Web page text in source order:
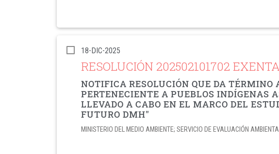
18-DIC-2025
RESOLUCIÓN 202502101702 EXENTA
NOTIFICA RESOLUCIÓN QUE DA TÉRMINO
PERTENECIENTE A PUEBLOS INDÍGENAS
LLEVADO A CABO EN EL MARCO DEL
FUTURO DMH"
MINISTERIO DEL MEDIO AMBIENTE; SERVICIO DE EVALUACIÓN